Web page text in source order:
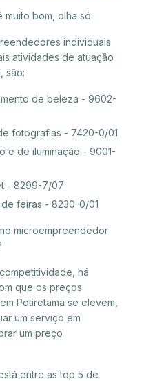
bom, olha só:
individuais
atividades de atuação
são:
de beleza - 9602-
fotografias - 7420-0/01
e de iluminação - 9001-
- 8299-7/07
feiras - 8230-0/01
microempreendedor
há
que os preços
Potiretama se elevem,
um serviço em
um preço
entre as top 5 de